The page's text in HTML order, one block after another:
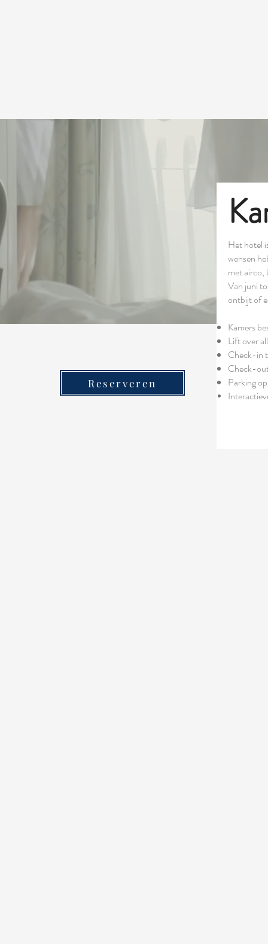
Reserveren
Het hotel
wensen
met airco,
Van juni
ontbijt of
Kamers
Lift over
Check-in
Check-
Parking